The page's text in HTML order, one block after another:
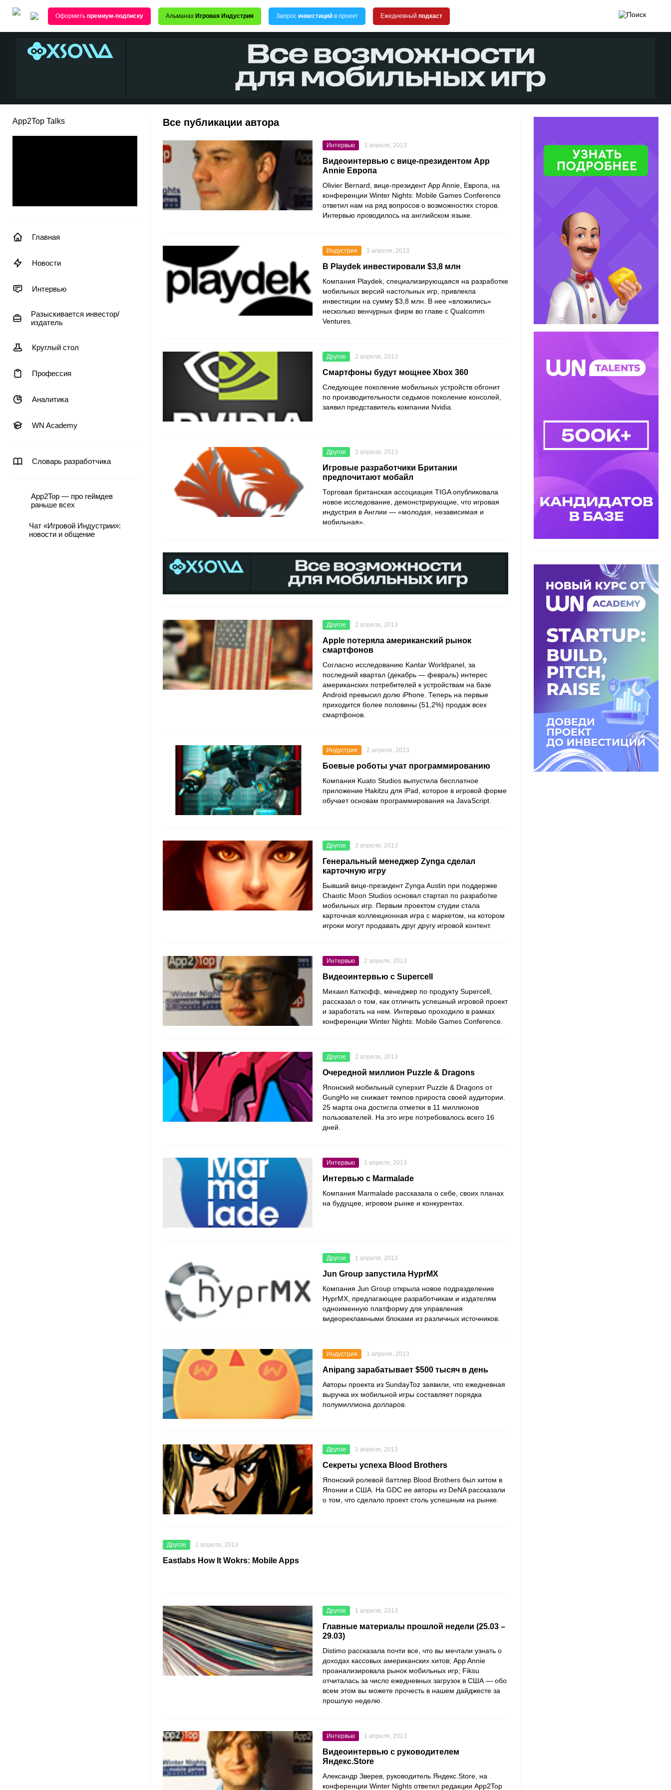
Оформить премиум-подписку Альманах Игровая Индустрия Запрос инвестиций в проект Ежедневный подкаст
App2Top Talks
Главная
Новости
Интервью
Разыскивается инвестор/
издатель
Круглый стол
Профессия
Аналитика
WN Academy
Словарь разработчика
App2Top — про геймдев
раньше всех
Чат «Игровой Индустрии»:
новости и общение
Все публикации автора
Интервью 3 апреля, 2013
Видеоинтервью с вице-президентом App
Annie Европа
Olivier Bernard, вице-президент App Annie, Европа, на
конференции Winter Nights: Mobile Games Conference
ответил нам на ряд вопросов о возможностях сторов.
Интервью проводилось на английском языке.
Индустрия 3 апреля, 2013
В Playdek инвестировали $3,8 млн
Компания Playdek, специализирующаяся на разработке
мобильных версий настольных игр, привлекла
инвестиции на сумму $3,8 млн. В нее «вложились»
несколько венчурных фирм во главе с Qualcomm
Ventures.
Другое 2 апреля, 2013
Смартфоны будут мощнее Xbox 360
Следующее поколение мобильных устройств обгонит
по производительности седьмое поколение консолей,
заявил представитель компании Nvidia.
Другое 2 апреля, 2013
Игровые разработчики Британии
предпочитают мобайл
Торговая британская ассоциация TIGA опубликовала
новое исследование, демонстрирующие, что игровая
индустрия в Англии — «молодая, независимая и
мобильная».
Другое 2 апреля, 2013
Apple потеряла американский рынок
смартфонов
Согласно исследованию Kantar Worldpanel, за
последний квартал (декабрь — февраль) интерес
американских потребителей к устройствам на базе
Android превысил долю iPhone. Теперь на первые
приходится более половины (51,2%) продаж всех
смартфонов.
Индустрия 2 апреля, 2013
Боевые роботы учат программированию
Компания Kuato Studios выпустила бесплатное
приложение Hakitzu для iPad, которое в игровой форме
обучает основам программирования на JavaScript.
Другое 2 апреля, 2013
Генеральный менеджер Zynga сделал
карточную игру
Бывший вице-президент Zynga Austin при поддержке
Chaotic Moon Studios основал стартап по разработке
мобильных игр. Первым проектом студии стала
карточная коллекционная игра c маркетом, на котором
игроки могут продавать друг другу игровой контент.
Интервью 2 апреля, 2013
Видеоинтервью с Supercell
Михаил Каткофф, менеджер по продукту Supercell,
рассказал о том, как отличить успешный игровой проект
и заработать на нем. Интервью проходило в рамках
конференции Winter Nights: Mobile Games Conference.
Другое 2 апреля, 2013
Очередной миллион Puzzle & Dragons
Японский мобильный суперхит Puzzle & Dragons от
GungHo не снижает темпов прироста своей аудитории.
25 марта она достигла отметки в 11 миллионов
пользователей. На это игре потребовалось всего 16
дней.
Интервью 1 апреля, 2013
Интервью с Marmalade
Компания Marmalade рассказала о себе, своих планах
на будущее, игровом рынке и конкурентах.
Другое 1 апреля, 2013
Jun Group запустила HyprMX
Компания Jun Group открыла новое подразделение
HyprMX, предлагающее разработчикам и издателям
одноименную платформу для управления
видеорекламными блоками из различных источников.
Индустрия 1 апреля, 2013
Anipang зарабатывает $500 тысяч в день
Авторы проекта из SundayToz заявили, что ежедневная
выручка их мобильной игры составляет порядка
полумиллиона долларов.
Другое 1 апреля, 2013
Секреты успеха Blood Brothers
Японский ролевой баттлер Blood Brothers был хитом в
Японии и США. На GDC ее авторы из DeNA рассказали
о том, что сделало проект столь успешным на рынке.
Другое 1 апреля, 2013
Eastlabs How It Wokrs: Mobile Apps
Другое 1 апреля, 2013
Главные материалы прошлой недели (25.03 –
29.03)
Distimo рассказала почти все, что вы мечтали узнать о
доходах кассовых американских хитов; App Annie
проанализировала рынок мобильных игр; Fiksu
отчиталась за число ежедневных загрузок в США — обо
всем этом вы можете прочесть в нашем дайджесте за
прошлую неделю.
Интервью 1 апреля, 2013
Видеоинтервью с руководителем
Яндекс.Store
Александр Зверев, руководитель Яндекc.Store, на
конференции Winter Nights ответил редакции App2Top